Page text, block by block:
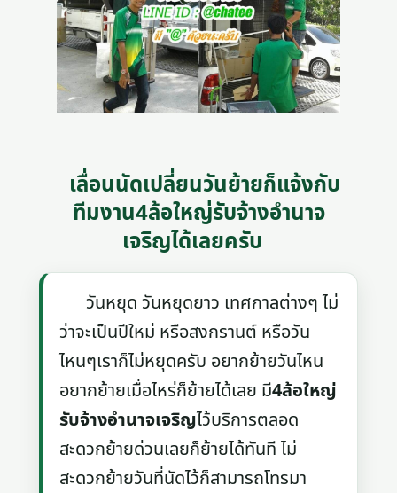
เลื่อนนัดเปลี่ยนวันย้ายก็แจ้งกับ
ทีมงาน4ล้อใหญ่รับจ้างอํานาจ
เจริญได้เลยครับ
วันหยุด วันหยุดยาว เทศกาลต่างๆ ไม่
ว่าจะเป็นปีใหม่ หรือสงกรานต์ หรือวัน
ไหนๆเราก็ไม่หยุดครับ อยากย้ายวันไหน
อยากย้ายเมื่อไหร่ก็ย้ายได้เลย มี4ล้อใหญ่
รับจ้างอํานาจเจริญไว้บริการตลอด
สะดวกย้ายด่วนเลยก็ย้ายได้ทันที ไม่
สะดวกย้ายวันที่นัดไว้ก็สามารถโทรมา